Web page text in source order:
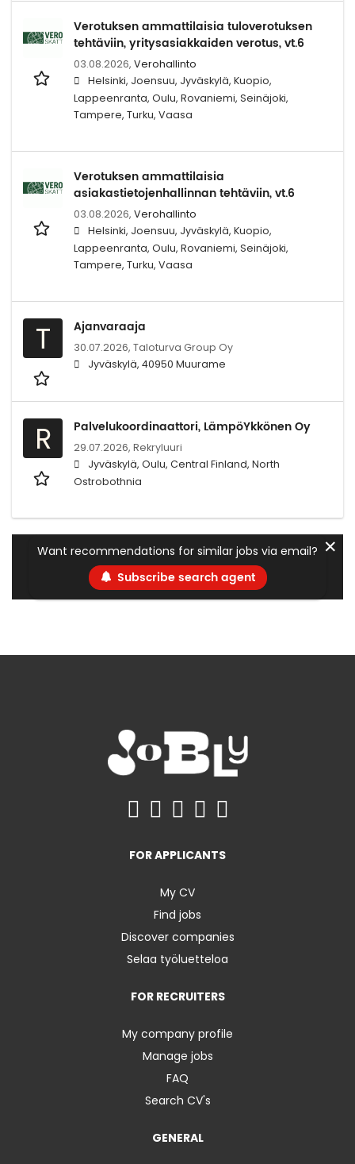
Verotuksen ammattilaisia tuloverotuksen
tehtäviin, yritysasiakkaiden verotus, vt.6
03.08.2026, Verohallinto
Helsinki, Joensuu, Jyväskylä, Kuopio,
Lappeenranta, Oulu, Rovaniemi, Seinäjoki,
Tampere, Turku, Vaasa
Verotuksen ammattilaisia
asiakastietojenhallinnan tehtäviin, vt.6
03.08.2026, Verohallinto
Helsinki, Joensuu, Jyväskylä, Kuopio,
Lappeenranta, Oulu, Rovaniemi, Seinäjoki,
Tampere, Turku, Vaasa
T Ajanvaraaja
30.07.2026, Taloturva Group Oy
Jyväskylä, 40950 Muurame
R Palvelukoordinaattori, LämpöYkkönen Oy
29.07.2026, Rekryluuri
Jyväskylä, Oulu, Central Finland, North
Ostrobothnia
Want recommendations for similar jobs via email?
Subscribe search agent
✕
FOR APPLICANTS
My CV
Find jobs
Discover companies
Selaa työluetteloa
FOR RECRUITERS
My company profile
Manage jobs
FAQ
Search CV's
GENERAL